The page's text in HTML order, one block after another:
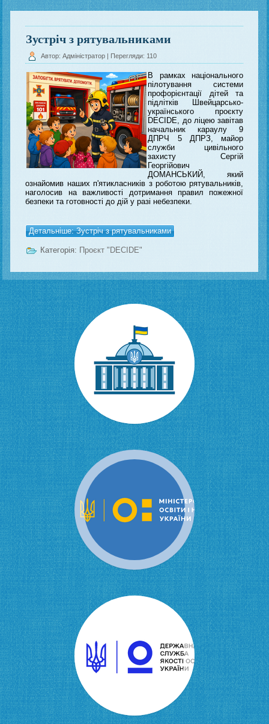
Зустріч з рятувальниками
Автор: Адміністратор | Перегляди: 110
В рамках національного
пілотування системи
профорієнтації дітей та
підлітків Швейцарсько-
українського проєкту
DECIDE, до ліцею завітав
начальник караулу 9
ДПРЧ 5 ДПРЗ, майор
служби цивільного
захисту Сергій
Георгійович
ДОМАНСЬКИЙ, який
ознайомив наших п'ятикласників з роботою рятувальників,
наголосив на важливості дотримання правил пожежної
безпеки та готовності до дій у разі небезпеки.
Детальніше: Зустріч з рятувальниками
Категорія: Проєкт "DECIDE"